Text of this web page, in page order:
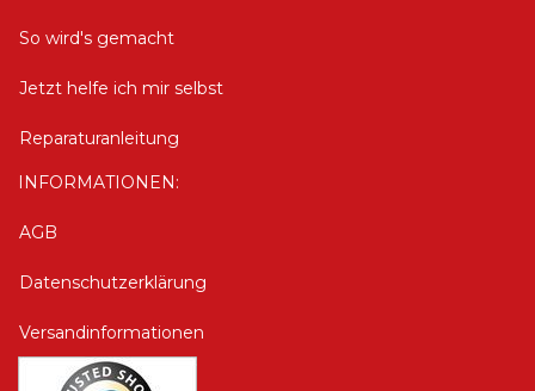
So wird's gemacht
Jetzt helfe ich mir selbst
Reparaturanleitung
INFORMATIONEN:
AGB
Datenschutzerklärung
Versandinformationen